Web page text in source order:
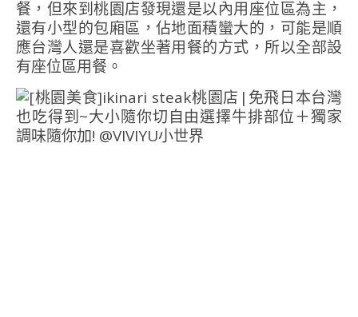
餐，但來到桃園店發現還是以內用座位區為主，
還有小型的包廂區，佔地面積蠻大的，可能是順
應台灣人還是喜歡坐著用餐的方式，所以全部設
有座位區用餐。